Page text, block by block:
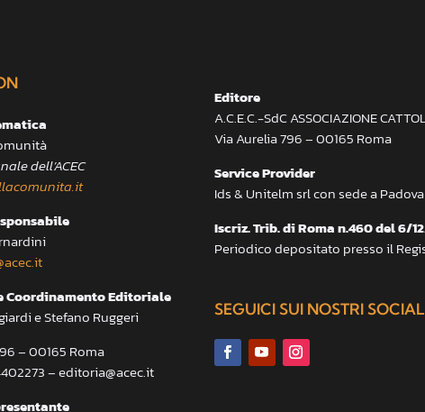
dell’ACEC
Coordinamento Editoriale
e Stefano Ruggeri
– 00165 Roma
– editoria@acec.it
Editore
A.C.E.C.-SdC ASSOCIAZIONE
Via Aurelia 796 – 00165 Roma
Service Provider
Ids & Unitelm srl con sede a Padova
Iscriz. Trib. di Roma n.460 del 6/
Periodico depositato presso il
SEGUICI SUI NOSTRI SOCIAL